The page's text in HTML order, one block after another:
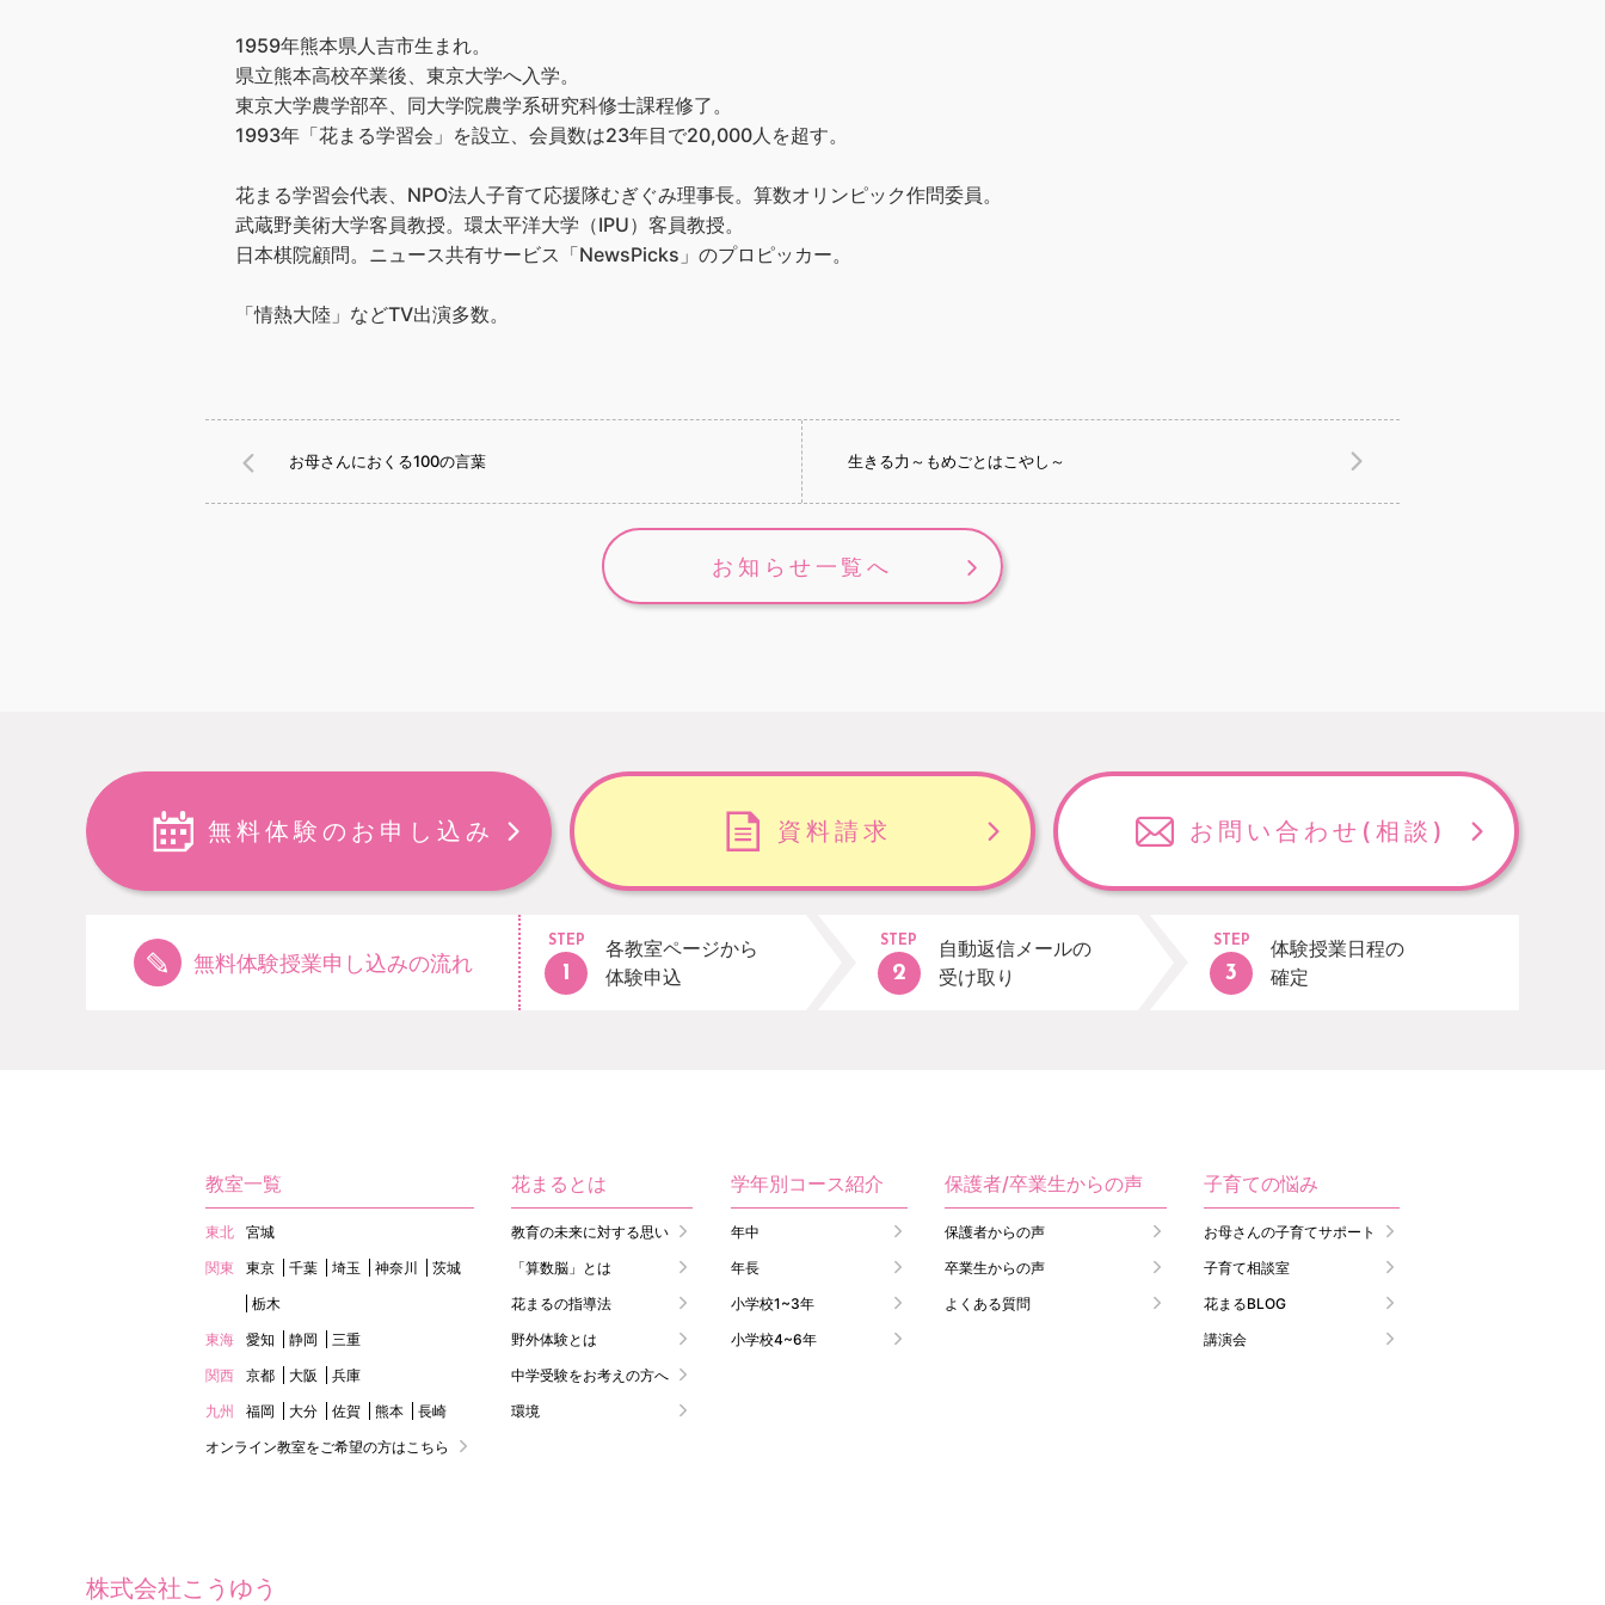
1959年熊本県人吉市生まれ。
県立熊本高校卒業後、東京大学へ入学。
東京大学農学部卒、同大学院農学系研究科修士課程修了。
1993年「花まる学習会」を設立、会員数は23年目で20,000人を超す。
花まる学習会代表、NPO法人子育て応援隊むぎぐみ理事長。算数オリンピック作問委員。
武蔵野美術大学客員教授。環太平洋大学（IPU）客員教授。
日本棋院顧問。ニュース共有サービス「NewsPicks」のプロピッカー。
「情熱大陸」などTV出演多数。
お母さんにおくる100の言葉 生きる力～もめごとはこやし～
お知らせ一覧へ
無料体験のお申し込み 資料請求 お問い合わせ (相談)
無料体験授業申し込みの流れ
STEP
各教室ページから
体験申込
STEP
自動返信メールの
受け取り
STEP
体験授業日程の
確定
教室一覧
東北
宮城
関東
東京 千葉 埼玉 神奈川
茨城
栃木
東海
愛知 静岡
三重
関西
京都 大阪
兵庫
九州
福岡 大分 佐賀 熊本
長崎
オンライン教室をご希望の方はこちら
花まるとは
教育の未来に対する思い
「算数脳」とは
花まるの指導法
野外体験とは
中学受験をお考えの方へ
環境
学年別コース紹介
年中
年長
小学校1~3年
小学校4~6年
保護者/卒業生からの声
保護者からの声
卒業生からの声
よくある質問
子育ての悩み
お母さんの子育てサポート
子育て相談室
花まるBLOG
講演会
株式会社こうゆう